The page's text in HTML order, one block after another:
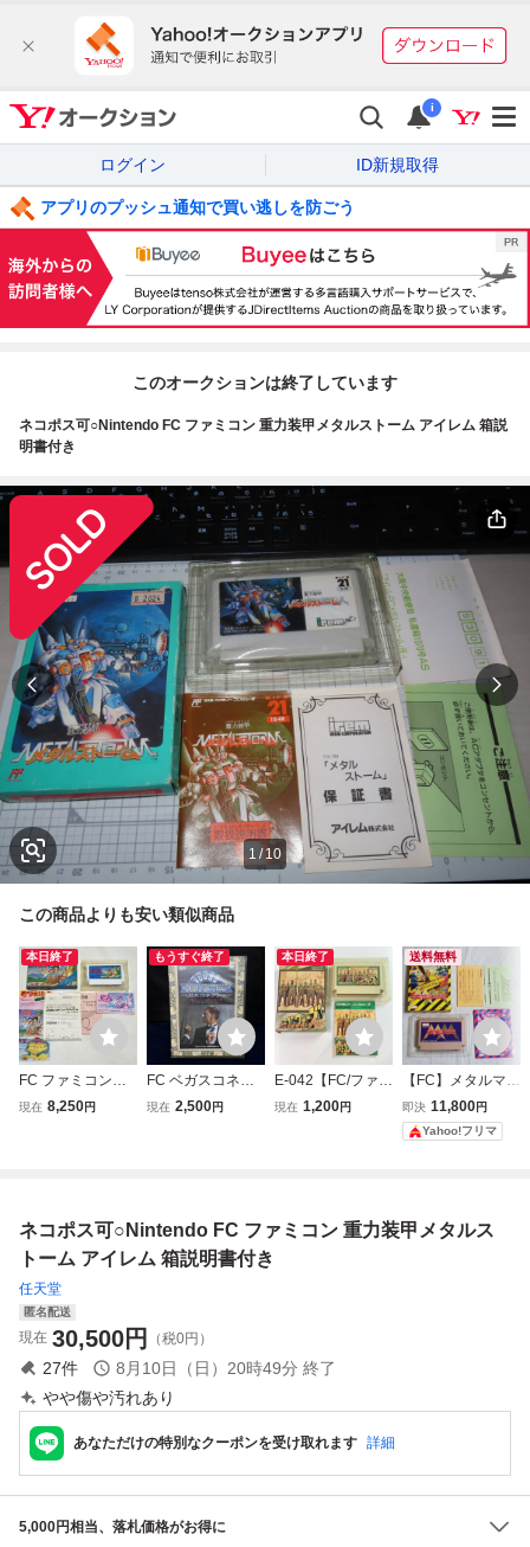
i
ログイン ID新規取得
アプリのプッシュ通知で買い逃しを防ごう
このオークションは終了しています
ネコポス可○Nintendo FC ファミコン 重力装甲メタルストーム アイレム 箱説
明書付き
1 /10
この商品よりも安い類似商品
本日終了
FC ファミコン
リップルアイラン
現在 8,250円
もうすぐ終了
FC ベガスコネク
ション カジノから
現在 2,500円
本日終了
E-042【FC/ファミ
コン/動作確認済】
現在 1,200円
送料無料
【FC】メタルマッ
クス 箱 説明書付
き ファミコンソフ
ト
即決 11,800円
Yahoo!フリマ
ネコポス可○Nintendo FC ファミコン 重力装甲メタルス
トーム アイレム 箱説明書付き
任天堂
匿名配送
現在 30,500円 （税0円）
27件 8月10日（日）20時49分 終了
やや傷や汚れあり
あなただけの特別なクーポンを受け取れます 詳細
5,000円相当、落札価格がお得に